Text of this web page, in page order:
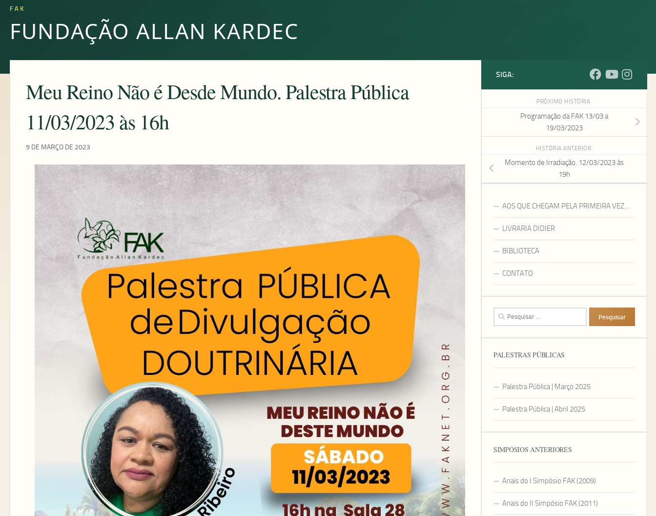
FAK
FUNDAÇÃO ALLAN KARDEC
Meu Reino Não é Desde Mundo. Palestra Pública
11/03/2023 às 16h
9 DE MARÇO DE 2023
SIGA:
PRÓXIMO HISTÓRIA
Programação da FAK 13/03 a
19/03/2023
HISTÓRIA ANTERIOR
Momento de Irradiação. 12/03/2023 às
19h
AOS QUE CHEGAM PELA PRIMEIRA VEZ…
LIVRARIA DIDIER
BIBLIOTECA
CONTATO
Pesquisar
por:
PALESTRAS PÚBLICAS
Palestra Pública | Março 2025
Palestra Pública | Abril 2025
SIMPÓSIOS ANTERIORES
Anais do I Simpósio FAK (2009)
Anais do II Simpósio FAK (2011)